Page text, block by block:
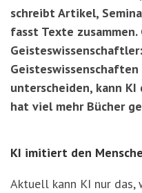
schreibt Artikel,
fasst Texte zusammen.
unterscheiden, kann KI
hat viel mehr Bücher
KI imitiert den
Aktuell kann KI nur das,